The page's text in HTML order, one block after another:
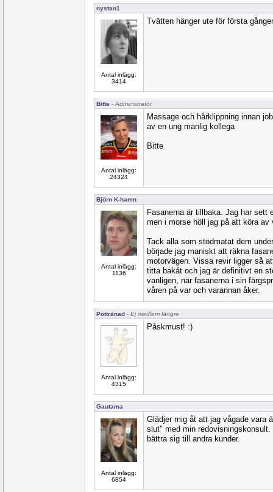
nystan1
Antal inlägg:
3414
Tvätten hänger ute för första
Bitte - Administratör
Antal inlägg:
24324
Massage och hårklippning innan
av en ung manlig kollega
Bitte
Björn K-hamn
Antal inlägg:
1136
Fasanerna är tillbaka. Jag har sett
men i morse höll jag på att köra av
Tack alla som stödmatat dem
började jag maniskt att räkna
motorvägen. Vissa revir ligger så
titta bakåt och jag är definitivt en
vanligen, när fasanerna i sin
våren på var och varannan åker.
Pottränad - Ej medlem längre
Antal inlägg:
4315
Påskmust! :)
Gautama
Antal inlägg:
6854
Glädjer mig åt att jag vågade vara
slut" med min
bättra sig till andra kunder.